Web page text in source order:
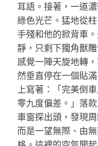
耳語。接著，一道
綠色光芒。猛地從
手殘和他的掀背車
靜，只剩下獨角獸
感覺一陣天旋地轉
然垂直停在一個貼
上寫著：「完美倒
零九度偏差。」落
車窗探出頭，發現
而是一望無際、由